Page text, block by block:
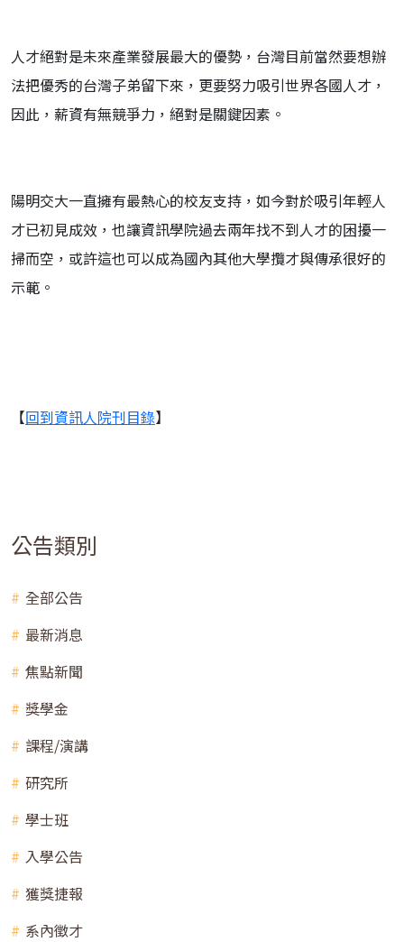
人才絕對是未來產業發展最大的優勢，台灣目前當然要想辦
法把優秀的台灣子弟留下來，更要努力吸引世界各國人才，
因此，薪資有無競爭力，絕對是關鍵因素。
陽明交大一直擁有最熱心的校友支持，如今對於吸引年輕人
才已初見成效，也讓資訊學院過去兩年找不到人才的困擾一
掃而空，或許這也可以成為國內其他大學攬才與傳承很好的
示範。
【回到資訊人院刊目錄】
公告類別
全部公告
最新消息
焦點新聞
獎學金
課程/演講
研究所
學士班
入學公告
獲獎捷報
系內徵才